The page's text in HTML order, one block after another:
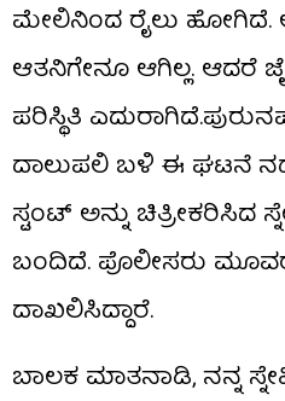
ಮೇಲಿನಿಂದ ರೈಲು ಹೋಗಿದೆ.
ಆತನಿಗೇನೂ ಆಗಿಲ್ಲ. ಆದರೆ
ಪರಿಸ್ಥಿತಿ
ದಾಲುಪಲಿ ಬಳಿ ಈ ಘಟನೆ
ಸ್ಟಂಟ್​ ಅನ್ನು ಚಿತ್ರೀಕರಿಸಿದ
ಬಂದಿದೆ. ಪೊಲೀಸರು
ದಾಖಲಿಸಿದ್ದಾರೆ.
ಬಾಲಕ ಮಾತನಾಡಿ, ನನ್ನ